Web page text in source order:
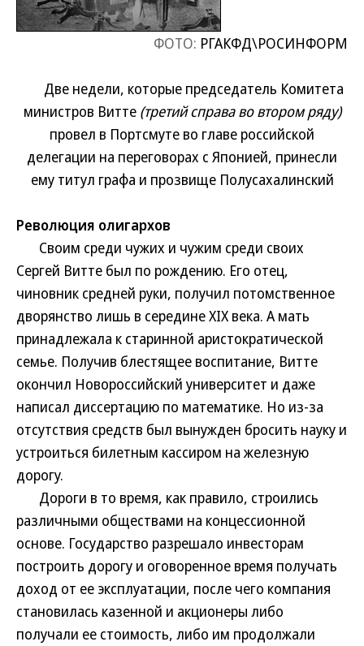
ФОТО: РГАКФД\РОСИНФОРМ
Две недели, которые председатель Комитета
министров Витте (третий справа во втором ряду)
провел в Портсмуте во главе российской
делегации на переговорах с Японией, принесли
ему титул графа и прозвище Полусахалинский
Революция олигархов
Своим среди чужих и чужим среди своих
Сергей Витте был по рождению. Его отец,
чиновник средней руки, получил потомственное
дворянство лишь в середине XIX века. А мать
принадлежала к старинной аристократической
семье. Получив блестящее воспитание, Витте
окончил Новороссийский университет и даже
написал диссертацию по математике. Но из-за
отсутствия средств был вынужден бросить науку и
устроиться билетным кассиром на железную
дорогу.
Дороги в то время, как правило, строились
различными обществами на концессионной
основе. Государство разрешало инвесторам
построить дорогу и оговоренное время получать
доход от ее эксплуатации, после чего компания
становилась казенной и акционеры либо
получали ее стоимость, либо им продолжали